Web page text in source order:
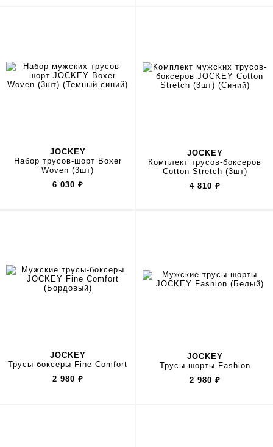
JOCKEY
Набор трусов-шорт Boxer
Woven (3шт)
6 030 ₽
JOCKEY
Комплект трусов-боксеров
Cotton Stretch (3шт)
4 810 ₽
JOCKEY
Трусы-боксеры Fine Comfort
2 980 ₽
JOCKEY
Трусы-шорты Fashion
2 980 ₽